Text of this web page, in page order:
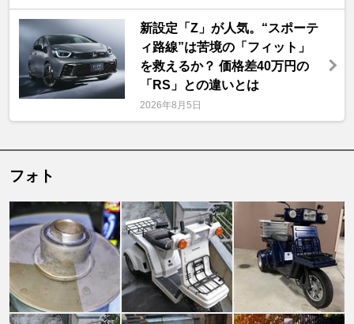
新設定「Z」が人気。“スポーテ
ィ路線”は苦境の「フィット」
を救えるか？ 価格差40万円の
「RS」との違いとは
2026年8月5日
フォト